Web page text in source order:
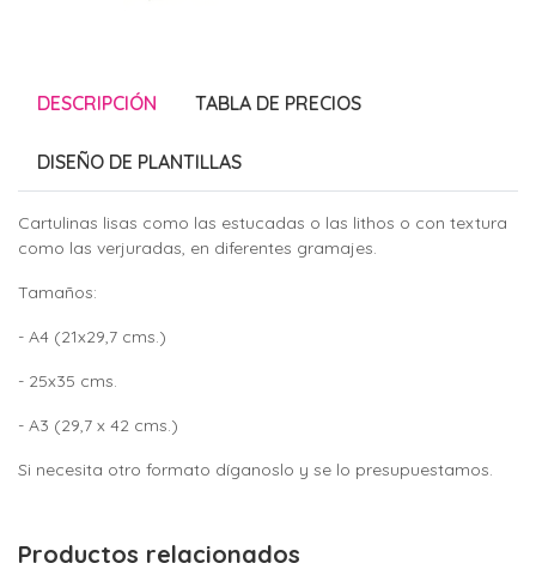
DESCRIPCIÓN TABLA DE PRECIOS
DISEÑO DE PLANTILLAS
Cartulinas lisas como las estucadas o las lithos o con textura
como las verjuradas, en diferentes gramajes.
Tamaños:
- A4 (21x29,7 cms.)
- 25x35 cms.
- A3 (29,7 x 42 cms.)
Si necesita otro formato díganoslo y se lo presupuestamos.
Productos relacionados